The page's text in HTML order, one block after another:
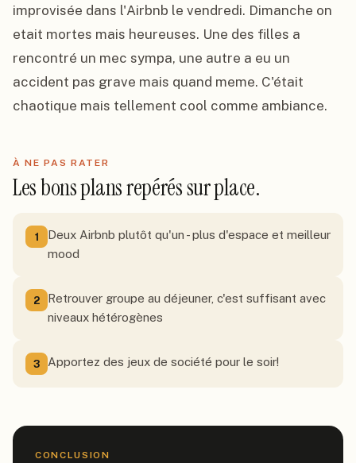
improvisée dans l'Airbnb le vendredi. Dimanche on
etait mortes mais heureuses. Une des filles a
rencontré un mec sympa, une autre a eu un
accident pas grave mais quand meme. C'était
chaotique mais tellement cool comme ambiance.
À NE PAS RATER
Les bons plans repérés sur place.
1
Deux Airbnb plutôt qu'un - plus d'espace et meilleur
mood
2
Retrouver groupe au déjeuner, c'est suffisant avec
niveaux hétérogènes
3 Apportez des jeux de société pour le soir!
CONCLUSION